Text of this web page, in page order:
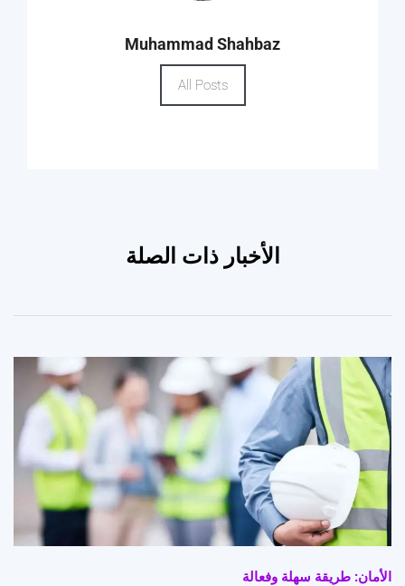
Muhammad Shahbaz
All Posts
الأخبار ذات الصلة
الأمان: طريقة سهلة وفعالة